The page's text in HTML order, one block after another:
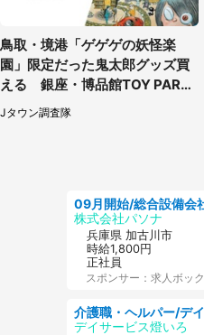
鳥取・境港「ゲゲゲの妖怪楽
園」限定だった鬼太郎グッズ買
える 銀座・博品館TOY PARK
へ急げ【8／8～31】
Jタウン調査隊
株式会社パソナ
兵庫県 加古川市
時給1,800円
正社員
スポンサー：求人ボッ
デイサービス燈いろ